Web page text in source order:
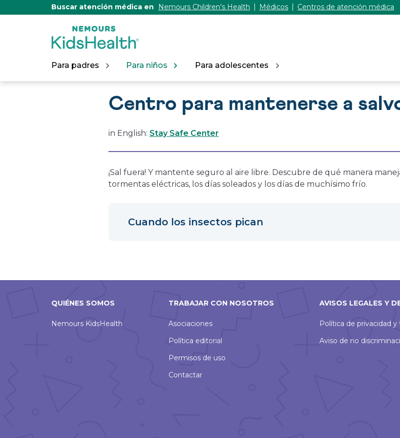
Buscar atención médica en Nemours Children's Health Médicos Centros de atención médica
Para padres Para niños Para adolescentes
Centro para mantenerse a
in English: Stay Safe Center
¡Sal fuera! Y mantente seguro al aire libre. Descubre de qué manera
tormentas eléctricas, los días soleados y los días de muchísimo frío.
Cuando los insectos pican
QUIÉNES SOMOS
Nemours KidsHealth
TRABAJAR CON NOSOTROS
Asociaciones
Política editorial
Permisos de uso
Contactar
AVISOS LEGALES Y
Política de privacidad
Aviso de no